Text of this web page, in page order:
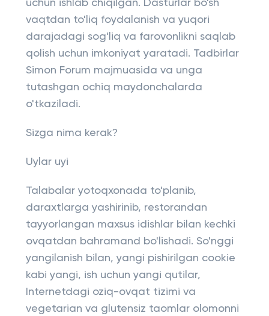
uchun ishlab chiqilgan. Dasturlar bo'sh
vaqtdan to'liq foydalanish va yuqori
darajadagi sog'liq va farovonlikni saqlab
qolish uchun imkoniyat yaratadi. Tadbirlar
Simon Forum majmuasida va unga
tutashgan ochiq maydonchalarda
o'tkaziladi.
Sizga nima kerak?
Uylar uyi
Talabalar yotoqxonada to'planib,
daraxtlarga yashirinib, restorandan
tayyorlangan maxsus idishlar bilan kechki
ovqatdan bahramand bo'lishadi. So'nggi
yangilanish bilan, yangi pishirilgan cookie
kabi yangi, ish uchun yangi qutilar,
Internetdagi oziq-ovqat tizimi va
vegetarian va glutensiz taomlar olomonni